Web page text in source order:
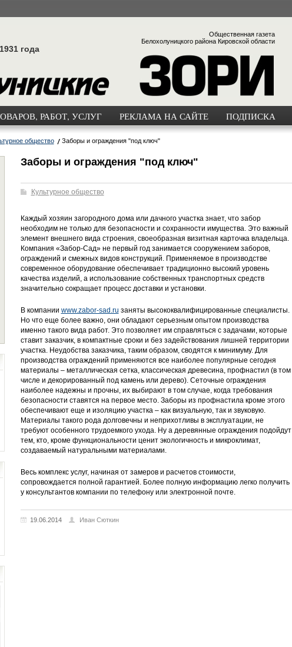
года
Общественная газета
Белохолуницкого района Кировской области
РАБОТ, УСЛУГ РЕКЛАМА НА САЙТЕ ПОДПИСКА
общество Заборы и ограждения "под ключ"
Заборы и ограждения "под ключ"
Культурное общество
Каждый хозяин загородного дома или дачного участка знает, что забор
необходим не только для безопасности и сохранности имущества. Это важный
элемент внешнего вида строения, своеобразная визитная карточка владельца.
Компания «Забор-Сад» не первый год занимается сооружением заборов,
ограждений и смежных видов конструкций. Применяемое в производстве
современное оборудование обеспечивает традиционно высокий уровень
качества изделий, а использование собственных транспортных средств
значительно сокращает процесс доставки и установки.
В компании www.zabor-sad.ru заняты высококвалифицированные специалисты.
Но что еще более важно, они обладают серьезным опытом производства
именно такого вида работ. Это позволяет им справляться с задачами, которые
ставит заказчик, в компактные сроки и без задействования лишней территории
участка. Неудобства заказчика, таким образом, сводятся к минимуму. Для
производства ограждений применяются все наиболее популярные сегодня
материалы – металлическая сетка, классическая древесина, профнастил (в том
числе и декорированный под камень или дерево). Сеточные ограждения
наиболее надежны и прочны, их выбирают в том случае, когда требования
безопасности ставятся на первое место. Заборы из профнастила кроме этого
обеспечивают еще и изоляцию участка – как визуальную, так и звуковую.
Материалы такого рода долговечны и неприхотливы в эксплуатации, не
требуют особенного трудоемкого ухода. Ну а деревянные ограждения подойдут
тем, кто, кроме функциональности ценит экологичность и микроклимат,
создаваемый натуральными материалами.
Весь комплекс услуг, начиная от замеров и расчетов стоимости,
сопровождается полной гарантией. Более полную информацию легко получить
у консультантов компании по телефону или электронной почте.
19.06.2014 Иван Сюткин